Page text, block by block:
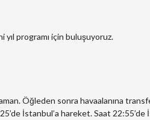
yıl programı için buluşuyoruz.
Öğleden sonra havaalanına
İstanbul’a hareket. Saat 22:55’de